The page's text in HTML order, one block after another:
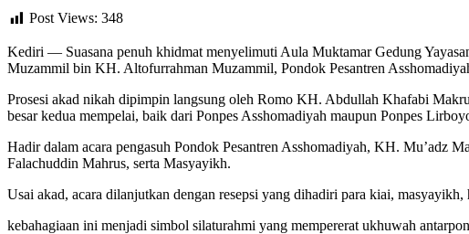
Post Views: 348
Kediri — Suasana penuh khidmat menyelimuti Aula Muktamar Gedung
Muzammil bin KH. Altofurrahman Muzammil, Pondok Pesantren
Prosesi akad nikah dipimpin langsung oleh Romo KH. Abdullah Khafabi
besar kedua mempelai, baik dari Ponpes Asshomadiyah maupun Ponpes
Hadir dalam acara pengasuh Pondok Pesantren Asshomadiyah, KH.
Falachuddin Mahrus, serta Masyayikh.
Usai akad, acara dilanjutkan dengan resepsi yang dihadiri para kiai,
kebahagiaan ini menjadi simbol silaturahmi yang mempererat ukhuwah